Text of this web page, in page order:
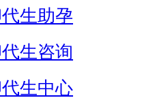
生助孕
生咨询
生中心